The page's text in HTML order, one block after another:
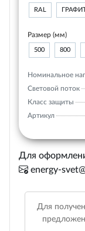
RAL
Размер (мм)
500 800
Номинальное
Световой поток
Класс защиты
Артикул
Для
energy-
Для